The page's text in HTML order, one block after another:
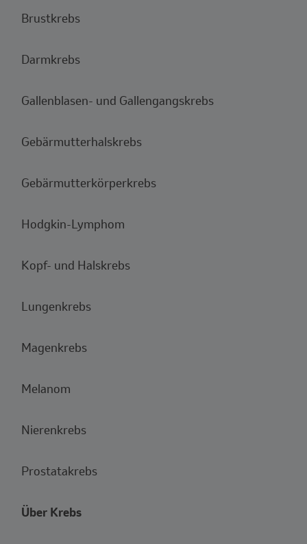
Brustkrebs
Darmkrebs
Gallenblasen- und Gallengangskrebs
Gebärmutterhalskrebs
Gebärmutterkörperkrebs
Hodgkin-Lymphom
Kopf- und Halskrebs
Lungenkrebs
Magenkrebs
Melanom
Nierenkrebs
Prostatakrebs
Über Krebs